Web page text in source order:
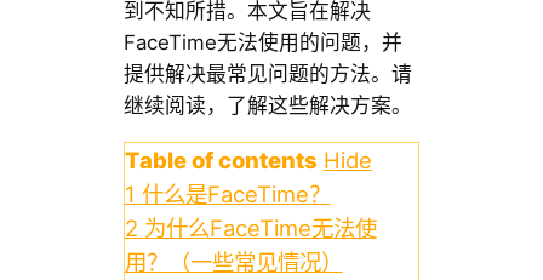
到不知所措。本文旨在解决
FaceTime无法使用的问题，并
提供解决最常见问题的方法。请
继续阅读，了解这些解决方案。
Table of contents Hide
1 什么是FaceTime？
2 为什么FaceTime无法使
用？（一些常见情况）